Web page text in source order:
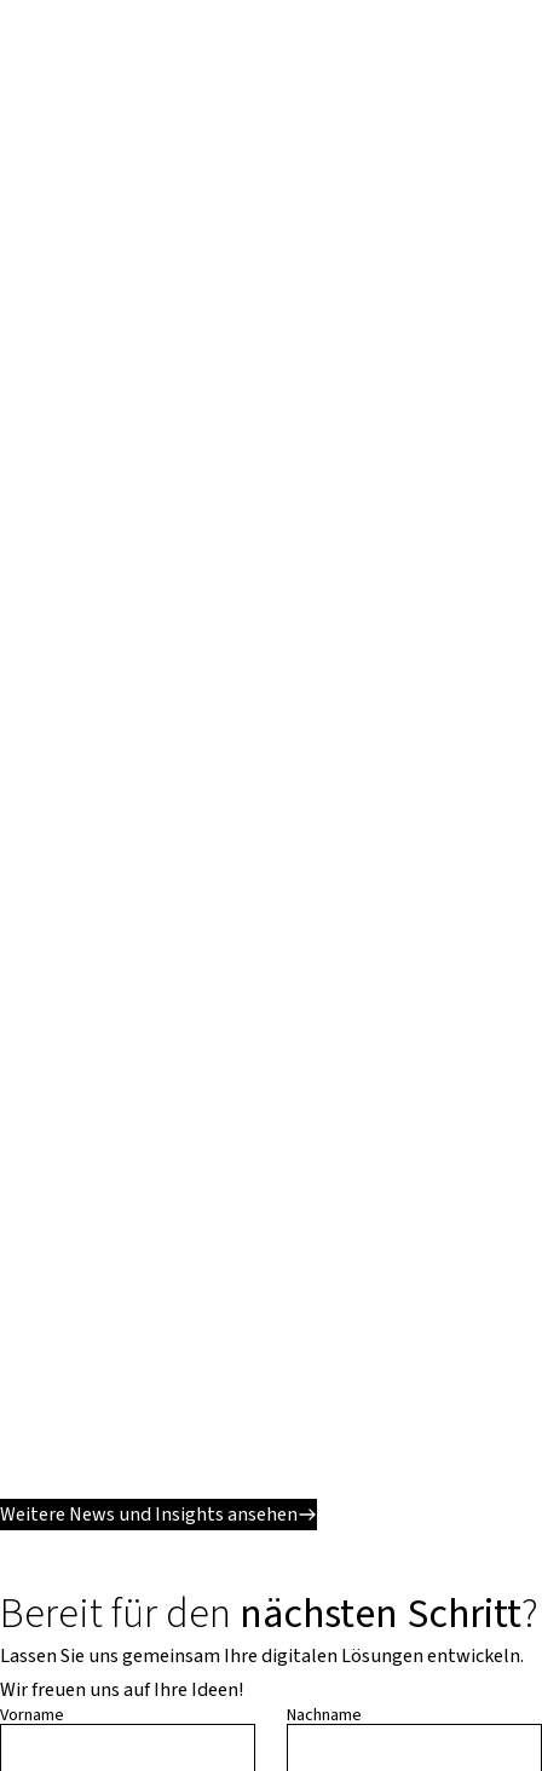
Weitere News und Insights ansehen
Bereit für den nächsten Schritt?
Lassen Sie uns gemeinsam Ihre digitalen Lösungen entwickeln.
Wir freuen uns auf Ihre Ideen!
Vorname Nachname